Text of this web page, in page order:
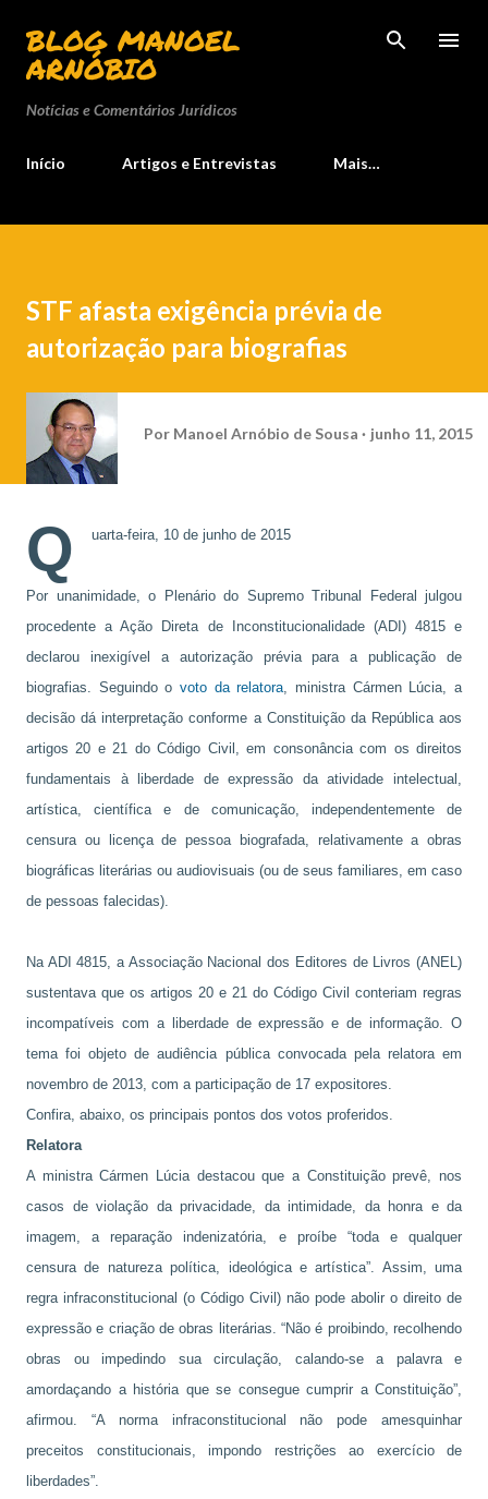
Pular para o conteúdo principal
BLOG MANOEL
ARNÓBIO
Notícias e Comentários Jurídicos
Início Artigos e Entrevistas Mais…
STF afasta exigência prévia de
autorização para biografias
Por Manoel Arnóbio de Sousa junho 11, 2015
Q uarta-feira, 10 de junho de 2015
Por unanimidade, o Plenário do Supremo Tribunal Federal julgou
procedente a Ação Direta de Inconstitucionalidade (ADI) 4815 e
declarou inexigível a autorização prévia para a publicação de
biografias. Seguindo o voto da relatora, ministra Cármen Lúcia, a
decisão dá interpretação conforme a Constituição da República aos
artigos 20 e 21 do Código Civil, em consonância com os direitos
fundamentais à liberdade de expressão da atividade intelectual,
artística, científica e de comunicação, independentemente de
censura ou licença de pessoa biografada, relativamente a obras
biográficas literárias ou audiovisuais (ou de seus familiares, em caso
de pessoas falecidas).
Na ADI 4815, a Associação Nacional dos Editores de Livros (ANEL)
sustentava que os artigos 20 e 21 do Código Civil conteriam regras
incompatíveis com a liberdade de expressão e de informação. O
tema foi objeto de audiência pública convocada pela relatora em
novembro de 2013, com a participação de 17 expositores.
Confira, abaixo, os principais pontos dos votos proferidos.
Relatora
A ministra Cármen Lúcia destacou que a Constituição prevê, nos
casos de violação da privacidade, da intimidade, da honra e da
imagem, a reparação indenizatória, e proíbe “toda e qualquer
censura de natureza política, ideológica e artística”. Assim, uma
regra infraconstitucional (o Código Civil) não pode abolir o direito de
expressão e criação de obras literárias. “Não é proibindo, recolhendo
obras ou impedindo sua circulação, calando-se a palavra e
amordaçando a história que se consegue cumprir a Constituição”,
afirmou. “A norma infraconstitucional não pode amesquinhar
preceitos constitucionais, impondo restrições ao exercício de
liberdades”.